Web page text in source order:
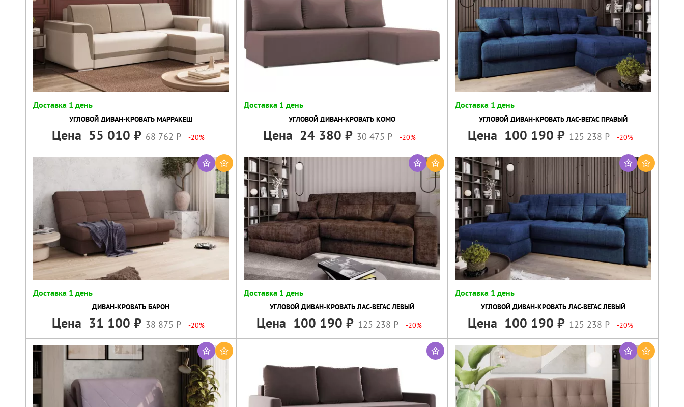
Доставка 1 день
УГЛОВОЙ ДИВАН-КРОВАТЬ МАРРАКЕШ
Цена 55 010 68 762 -20%
Доставка 1 день
УГЛОВОЙ ДИВАН-КРОВАТЬ КОМО
Цена 24 380 30 475 -20%
Доставка 1 день
УГЛОВОЙ ДИВАН-КРОВАТЬ ЛАС-ВЕГАС ПРАВЫЙ
Цена 100 190 125 238 -20%
Доставка 1 день
ДИВАН-КРОВАТЬ БАРОН
Цена 31 100 38 875 -20%
Доставка 1 день
УГЛОВОЙ ДИВАН-КРОВАТЬ ЛАС-ВЕГАС ЛЕВЫЙ
Цена 100 190 125 238 -20%
Доставка 1 день
УГЛОВОЙ ДИВАН-КРОВАТЬ ЛАС-ВЕГАС ЛЕВЫЙ
Цена 100 190 125 238 -20%